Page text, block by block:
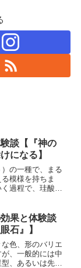
談【『神の
になる】
の一種で、まる
模様を持ちま
過程で、珪酸を
と考えられてい
びた形...
果と体験談
石』】
色、形のバリエ
、一般的には中
、あるいは先の